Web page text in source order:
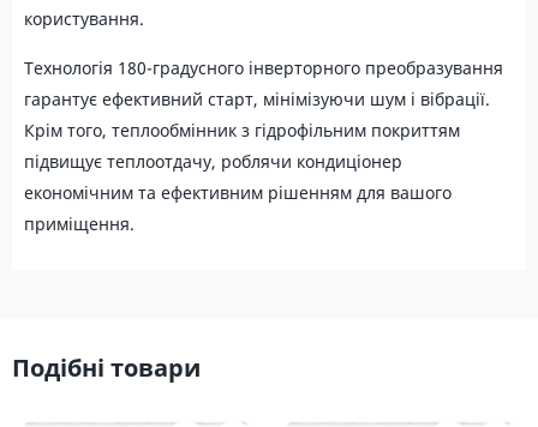
користування.
Технологія 180-градусного інверторного преобразування
гарантує ефективний старт, мінімізуючи шум і вібрації.
Крім того, теплообмінник з гідрофільним покриттям
підвищує теплоотдачу, роблячи кондиціонер
економічним та ефективним рішенням для вашого
приміщення.
Подібні товари